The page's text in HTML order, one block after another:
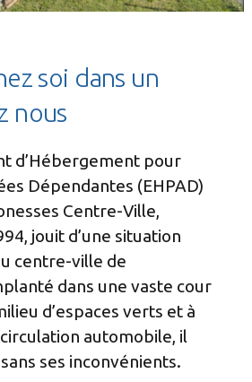
soi dans un
nous
d’Hébergement pour
Dépendantes (EHPAD)
Centre-Ville,
jouit d’une situation
centre-ville de
dans une vaste cour
d’espaces verts et à
automobile, il
ses inconvénients.